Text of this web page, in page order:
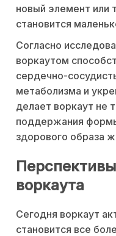
новый элемент или
становится
Согласно
воркаутом
сердечно-
метаболизма и
делает воркаут не
поддержания
здорового образа
воркаута
Сегодня воркаут
становится все